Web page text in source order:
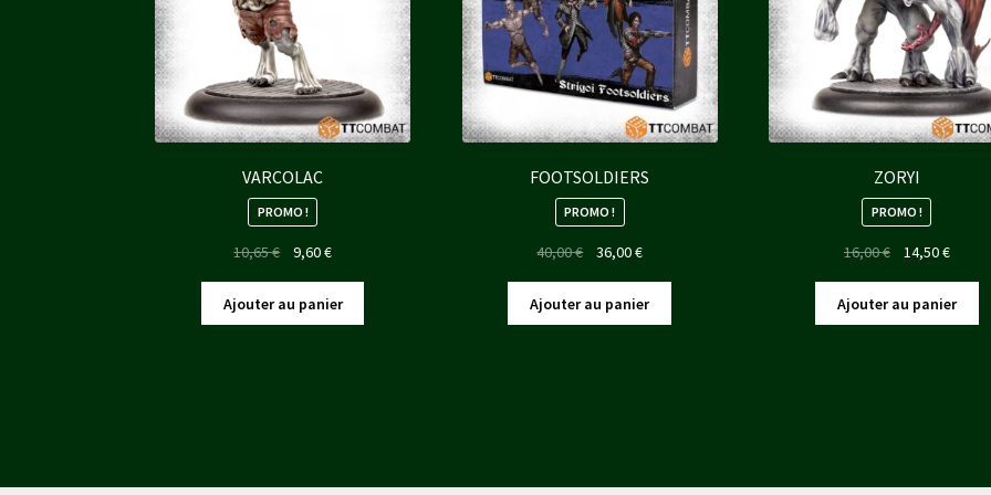
VARCOLAC
PROMO !
10,65€
Le
initial
était :
9,60€Le
actuel
est :
Ajouter au panier
FOOTSOLDIERS
PROMO !
40,00€
Le
initial
était :
36,00€Le
actuel
est :
Ajouter au panier
ZORYI
PROMO !
16,00€
Le
initial
était :
14,50€Le
actuel
est :
Ajouter au panier